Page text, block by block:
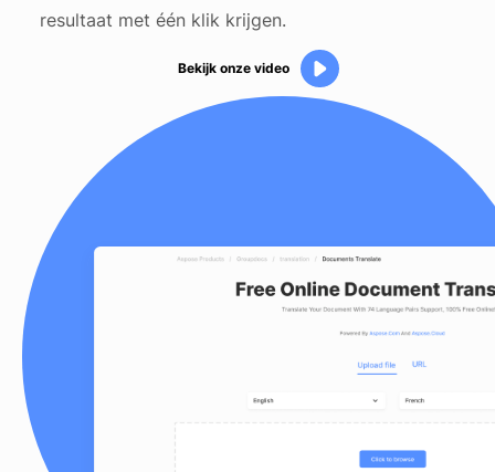
resultaat met één klik krijgen.
Bekijk onze video